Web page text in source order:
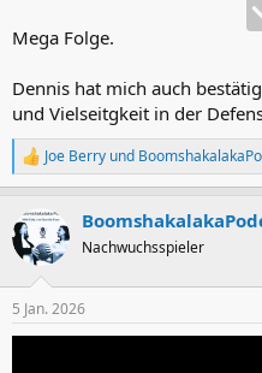
Mega Folge.
Dennis hat mich auch
und Vielseitgkeit in der
R
e
k
t
i
e
n
Joe Berry und
Nachwuchsspieler
5 Jan. 2026